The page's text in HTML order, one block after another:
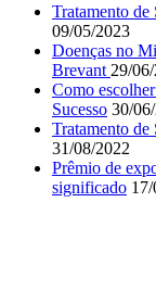
Tratamento de
09/05/2023
Doenças no
Brevant 29/
Como
Sucesso 30/
Tratamento de
31/08/2022
Prêmio de
significado